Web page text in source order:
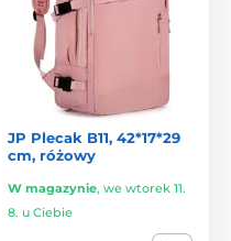
JP Plecak B11, 42*17*29
cm, różowy
W magazynie, we wtorek 11.
8. u Ciebie